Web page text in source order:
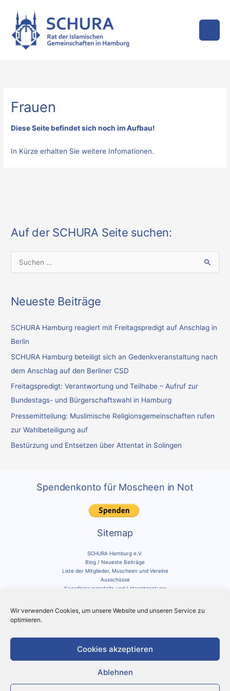
Wir verwenden Cookies, um unsere Website und unseren Service zu
optimieren.
Cookies akzeptieren
Ablehnen
Inhalt
springen
Frauen
Diese Seite befindet sich noch im Aufbau!
In Kürze erhalten Sie weitere Infomationen.
Auf der SCHURA Seite suchen:
h
a
c
h
:
Neueste Beiträge
SCHURA Hamburg reagiert mit Freitagspredigt auf Anschlag in
Berlin
SCHURA Hamburg beteiligt sich an Gedenkveranstaltung nach
dem Anschlag auf den Berliner CSD
Freitagspredigt: Verantwortung und Teilhabe – Aufruf zur
Bundestags- und Bürgerschaftswahl in Hamburg
Pressemitteilung: Muslimische Religionsgemeinschaften rufen
zur Wahlbeteiligung auf
Bestürzung und Entsetzen über Attentat in Solingen
Spendenkonto für Moscheen in Not
Sitemap
SCHURA Hamburg e.V.
Blog / Neueste Beiträge
Liste der Mitglieder, Moscheen und Vereine
Ausschüsse
Koordinierungsstelle und Lotsenberatung
Schura auf Instagram
nach: